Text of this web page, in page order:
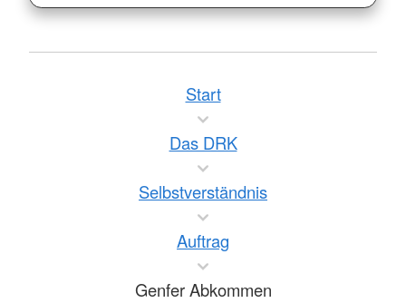
Start
Das DRK
Selbstverständnis
Auftrag
Genfer Abkommen